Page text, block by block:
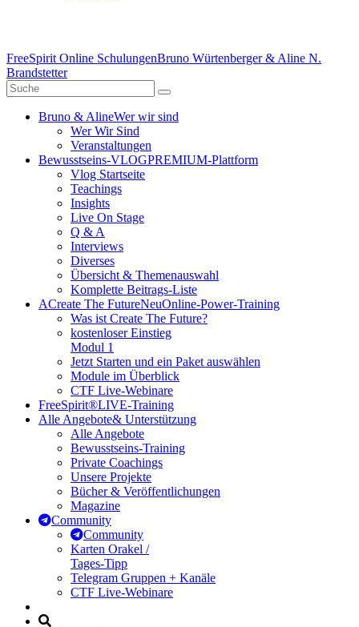
FreeSpirit Online SchulungenBruno Würtenberger & Aline N.
Brandstetter
Bruno & AlineWer wir sind
Wer Wir Sind
Veranstaltungen
Bewusstseins-VLOGPREMIUM-Plattform
Vlog Startseite
Teachings
Insights
Live On Stage
Q & A
Interviews
Diverses
Übersicht & Themenauswahl
Komplette Beitrags-Liste
ACreate The FutureNeuOnline-Power-Training
Was ist Create The Future?
kostenloser Einstieg
Modul 1
Jetzt Starten und ein Paket auswählen
Module im Überblick
CTF Live-Webinare
FreeSpirit®LIVE-Training
Alle Angebote& Unterstützung
Alle Angebote
Bewusstseins-Training
Private Coachings
Unsere Projekte
Bücher & Veröffentlichungen
Magazine
Community
Community
Karten Orakel /
Tages-Tipp
Telegram Gruppen + Kanäle
CTF Live-Webinare